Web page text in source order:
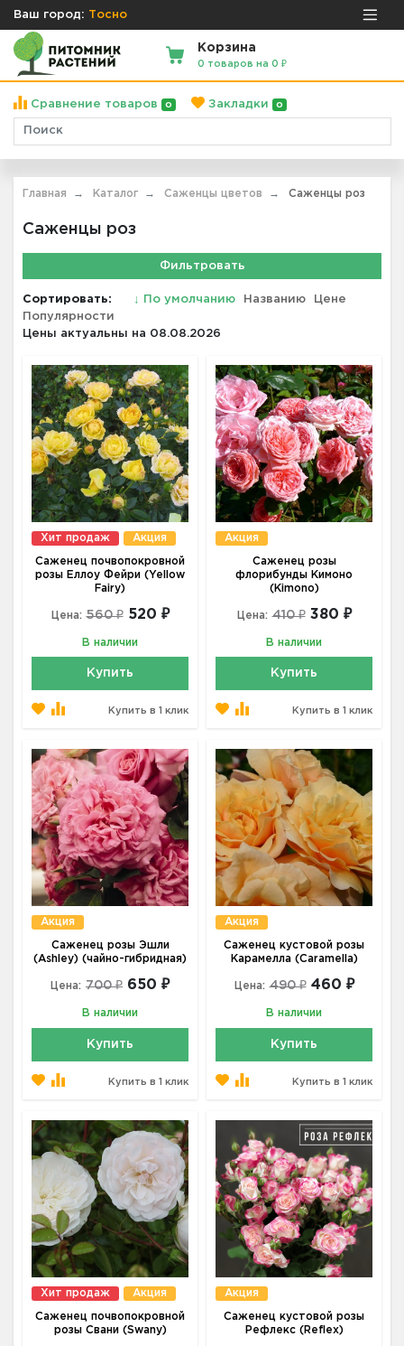
Ваш город: Тосно
Корзина
0 товаров на 0 ₽
Сравнение товаров 0 Закладки 0
Главная Каталог Саженцы цветов Саженцы роз
Саженцы роз
Фильтровать
Сортировать: ↓ По умолчанию Названию
Цене
Популярности
Цены актуальны на 08.08.2026
Хит продаж Акция
Саженец почвопокровной
розы Еллоу Фейри (Yellow
Fairy)
Цена: 560 ₽ 520 ₽
В наличии
Купить
Купить в 1 клик
Акция
Саженец розы
флорибунды Кимоно
(Kimono)
Цена: 410 ₽ 380 ₽
В наличии
Купить
Купить в 1 клик
Акция
Саженец розы Эшли
(Ashley) (чайно-гибридная)
Цена: 700 ₽ 650 ₽
В наличии
Купить
Купить в 1 клик
Акция
Саженец кустовой розы
Карамелла (Caramella)
Цена: 490 ₽ 460 ₽
В наличии
Купить
Купить в 1 клик
Хит продаж Акция
Саженец почвопокровной
розы Свани (Swany)
Акция
Саженец кустовой розы
Рефлекс (Reflex)